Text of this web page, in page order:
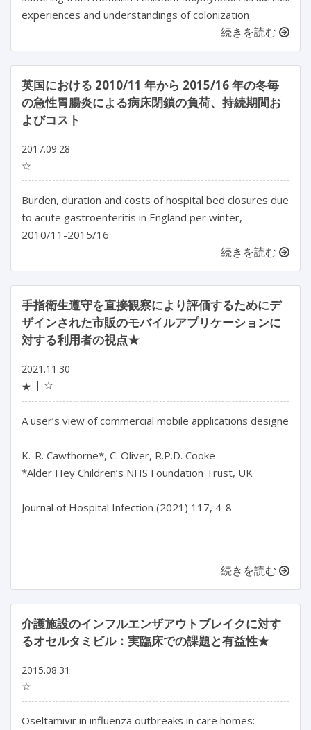
experiences and understandings of colonization
続きを読む
英国における 2010/11 年から 2015/16 年の冬毎
の急性胃腸炎による病床閉鎖の負荷、持続期間お
よびコスト
2017.09.28
☆
Burden, duration and costs of hospital bed closures due
to acute gastroenteritis in England per winter,
2010/11-2015/16
続きを読む
手指衛生遵守を直接観察により評価するためにデ
ザインされた市販のモバイルアプリケーションに
対する利用者の視点★
2021.11.30
★
☆
A user’s view of commercial mobile applications designed
K.-R. Cawthorne*, C. Oliver, R.P.D. Cooke
*Alder Hey Children’s NHS Foundation Trust, UK
Journal of Hospital Infection (2021) 117, 4-8
続きを読む
介護施設のインフルエンザアウトブレイクに対す
るオセルタミビル：実臨床での課題と有益性★
2015.08.31
☆
Oseltamivir in influenza outbreaks in care homes: